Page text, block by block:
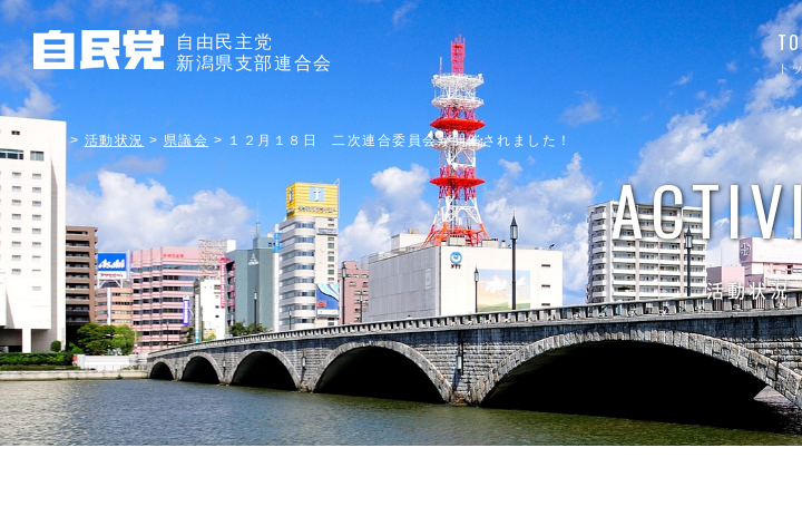
自由民主党
新潟県支部連合会
ト
> 活動状況 > 県議会 > １２月１８日 二次連合委員会が開催されました！
活動状況